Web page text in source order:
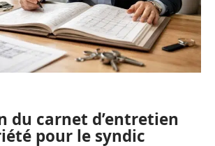
du carnet d’entretien
pour le syndic